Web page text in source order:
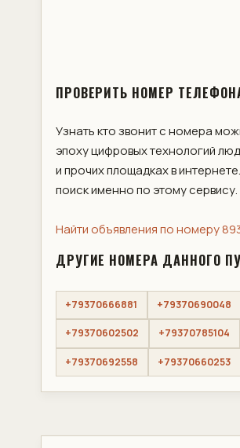
ПРОВЕРИТЬ НОМЕР
Узнать кто звонит с номера
эпоху цифровых технологий
и прочих площадках в
поиск именно по этому сервису.
Найти объявления по номеру
ДРУГИЕ НОМЕРА ДАННОГО
+79370666881 +79370690048
+79370602502 +79370785104
+79370692558 +79370660253